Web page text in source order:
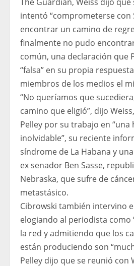
intentó “comprometerse con
encontrar un camino de
finalmente no pudo
común, una declaración que
“falsa” en su propia
miembros de los medios el
“No queríamos que
camino que eligió”, dijo
Pelley por su trabajo en “una
inolvidable”, su reciente
síndrome de La Habana y
ex senador Ben Sasse,
Nebraska, que sufre de
metastásico.
Cibrowski también intervino
elogiando al periodista como
la red y admitiendo que los
están produciendo son
Pelley dijo que se reunió con